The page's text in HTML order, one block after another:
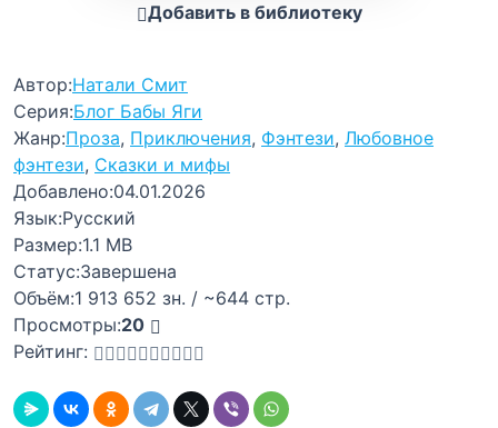
Добавить в библиотеку
Автор:Натали Смит
Серия:Блог Бабы Яги
Жанр:Проза, Приключения, Фэнтези, Любовное
фэнтези, Сказки и мифы
Добавлено:04.01.2026
Язык:Русский
Размер:1.1 MB
Статус:Завершена
Объём:1 913 652 зн. / ~644 стр.
Просмотры:20
Рейтинг: